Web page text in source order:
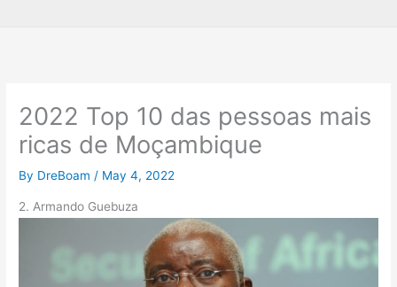
2022 Top 10 das pessoas mais
ricas de Moçambique
By DreBoam / May 4, 2022
2. Armando Guebuza